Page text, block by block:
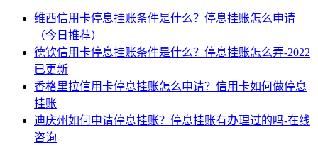
维西信用卡停息挂账条件是什么？停息挂账怎么申请
（今日推荐）
德钦信用卡停息挂账条件是什么？停息挂账怎么弄-2022
已更新
香格里拉信用卡停息挂账怎么申请？信用卡如何做停息
挂账
迪庆州如何申请停息挂账？停息挂账有办理过的吗-在线
咨询